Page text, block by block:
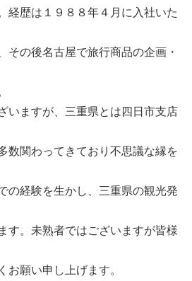
経歴は１９８８年４月に入社いた
その後名古屋で旅行商品の企画・
いますが、三重県とは四日市支店
数関わってきており不思議な縁を
の経験を生かし、三重県の観光発
す。未熟者ではございますが皆様
願い申し上げます。